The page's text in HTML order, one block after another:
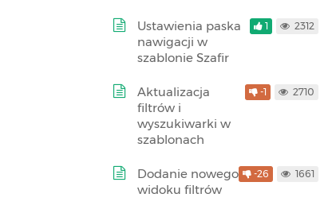
Ustawienia paska
nawigacji w
szablonie Szafir
1 2312
Aktualizacja
filtrów i
wyszukiwarki w
szablonach
-1 2710
Dodanie nowego
widoku filtrów
-26 1661